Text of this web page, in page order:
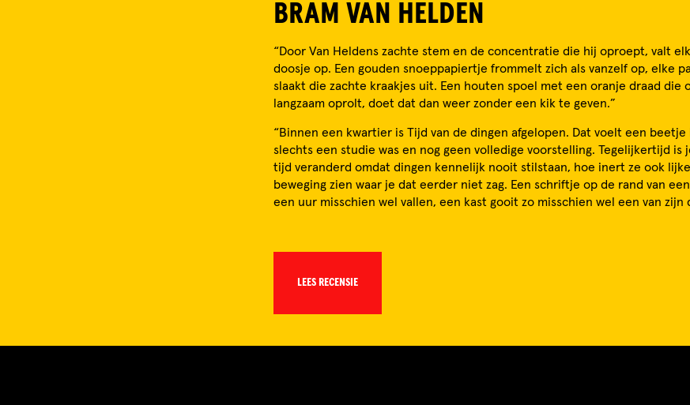
BRAM VAN HELDEN
“Door Van Heldens zachte stem en de concentratie die hij oproept, valt
doosje op. Een gouden snoeppapiertje frommelt zich als vanzelf op, elke
slaakt die zachte kraakjes uit. Een houten spoel met een oranje draad die
langzaam oprolt, doet dat dan weer zonder een kik te geven.”
“Binnen een kwartier is Tijd van de dingen afgelopen. Dat voelt een
slechts een studie was en nog geen volledige voorstelling. Tegelijkertijd is
tijd veranderd omdat dingen kennelijk nooit stilstaan, hoe inert ze ook
beweging zien waar je dat eerder niet zag. Een schriftje op de rand van
een uur misschien wel vallen, een kast gooit zo misschien wel een van zijn
LEES RECENSIE